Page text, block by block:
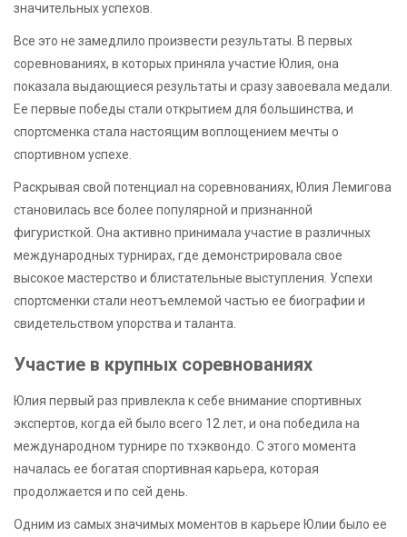
значительных успехов.
Все это не замедлило произвести результаты. В первых
соревнованиях, в которых приняла участие Юлия, она
показала выдающиеся результаты и сразу завоевала медали.
Ее первые победы стали открытием для большинства, и
спортсменка стала настоящим воплощением мечты о
спортивном успехе.
Раскрывая свой потенциал на соревнованиях, Юлия Лемигова
становилась все более популярной и признанной
фигуристкой. Она активно принимала участие в различных
международных турнирах, где демонстрировала свое
высокое мастерство и блистательные выступления. Успехи
спортсменки стали неотъемлемой частью ее биографии и
свидетельством упорства и таланта.
Участие в крупных соревнованиях
Юлия первый раз привлекла к себе внимание спортивных
экспертов, когда ей было всего 12 лет, и она победила на
международном турнире по тхэквондо. С этого момента
началась ее богатая спортивная карьера, которая
продолжается и по сей день.
Одним из самых значимых моментов в карьере Юлии было ее